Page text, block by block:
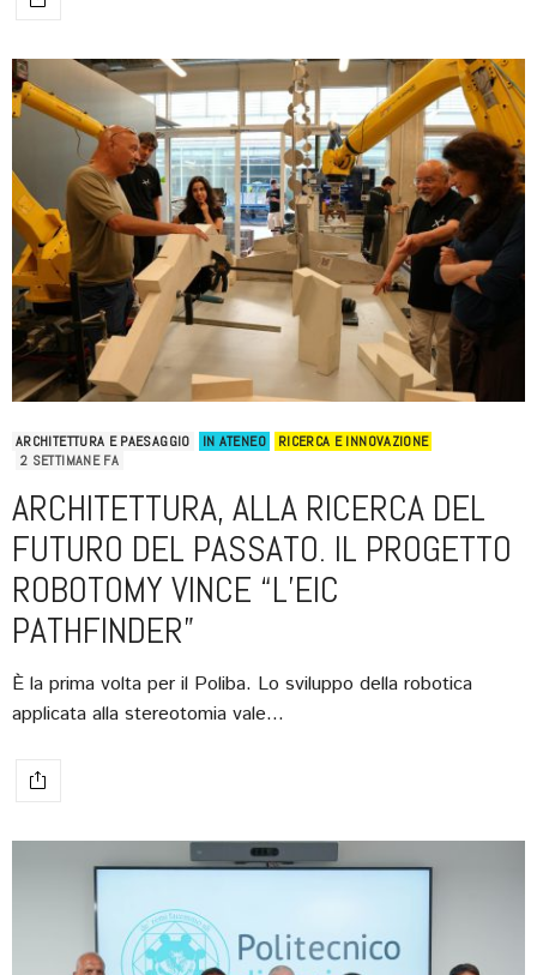
ARCHITETTURA E PAESAGGIO IN ATENEO
RICERCA E INNOVAZIONE
2 SETTIMANE FA
ARCHITETTURA, ALLA RICERCA DEL
FUTURO DEL PASSATO. IL PROGETTO
ROBOTOMY VINCE “L’EIC
PATHFINDER”
È la prima volta per il Poliba. Lo sviluppo della robotica
applicata alla stereotomia vale…